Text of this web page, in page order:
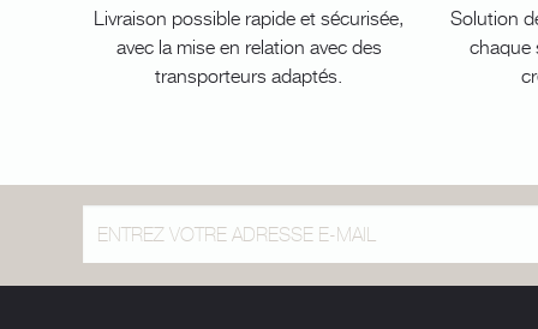
Livraison possible rapide et sécurisée,
avec la mise en relation avec des
transporteurs adaptés.
Solution
chaque